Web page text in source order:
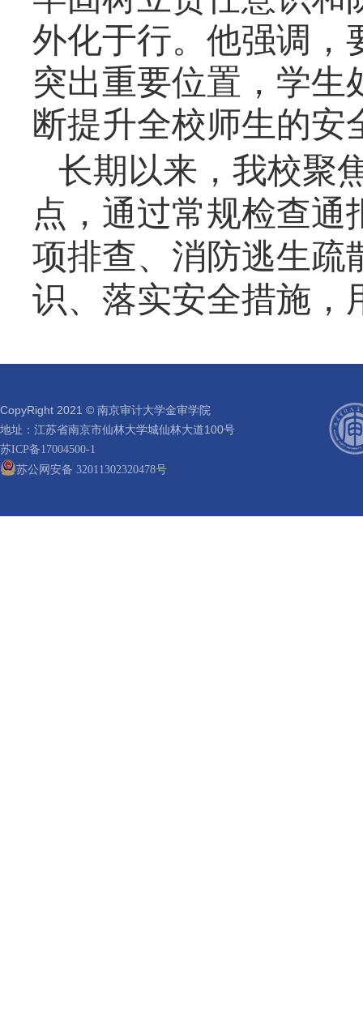
外化于行。他强调，
突出重要位置，学生
断提升全校师生的安
长期以来，我校聚
点，通过常规检查
项排查、消防逃生疏
识、落实安全措施，
CopyRight 2021 © 南京审计大学金审学院
地址：江苏省南京市仙林大学城仙林大道100号
苏ICP备17004500-1
苏公网安备 32011302320478号